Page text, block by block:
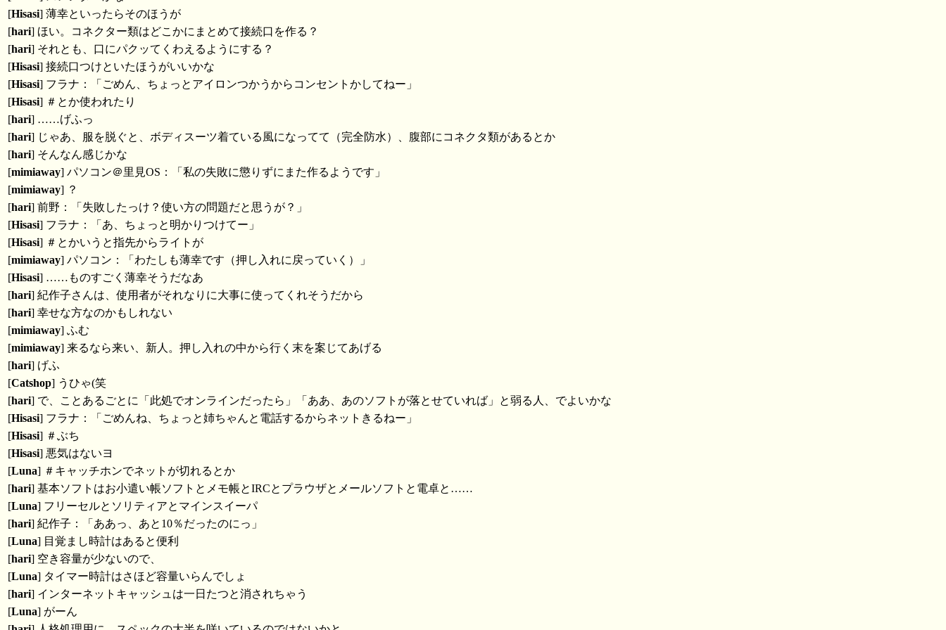
[Hisasi] 薄幸といったらそのほうが
[hari] ほい。コネクター類はどこかにまとめて接続口を作る？
[hari] それとも、口にパクッてくわえるようにする？
[Hisasi] 接続口つけといたほうがいいかな
[Hisasi] フラナ：「ごめん、ちょっとアイロンつかうからコンセントかしてねー」
[Hisasi] ＃とか使われたり
[hari] ……げふっ
[hari] じゃあ、服を脱ぐと、ボディスーツ着ている風になってて（完全防水）、腹部にコネクタ類があるとか
[hari] そんなん感じかな
[mimiaway] パソコン＠里見OS：「私の失敗に懲りずにまた作るようです」
[mimiaway] ？
[hari] 前野：「失敗したっけ？使い方の問題だと思うが？」
[Hisasi] フラナ：「あ、ちょっと明かりつけてー」
[Hisasi] ＃とかいうと指先からライトが
[mimiaway] パソコン：「わたしも薄幸です（押し入れに戻っていく）」
[Hisasi] ……ものすごく薄幸そうだなあ
[hari] 紀作子さんは、使用者がそれなりに大事に使ってくれそうだから
[hari] 幸せな方なのかもしれない
[mimiaway] ふむ
[mimiaway] 来るなら来い、新人。押し入れの中から行く末を案じてあげる
[hari] げふ
[Catshop] うひゃ(笑
[hari] で、ことあるごとに「此処でオンラインだったら」「ああ、あのソフトが落とせていれば」と弱る人、でよいかな
[Hisasi] フラナ：「ごめんね、ちょっと姉ちゃんと電話するからネットきるねー」
[Hisasi] ＃ぶち
[Hisasi] 悪気はないヨ
[Luna] ＃キャッチホンでネットが切れるとか
[hari] 基本ソフトはお小遣い帳ソフトとメモ帳とIRCとプラウザとメールソフトと電卓と……
[Luna] フリーセルとソリティアとマインスイーパ
[hari] 紀作子：「ああっ、あと10％だったのにっ」
[Luna] 目覚まし時計はあると便利
[hari] 空き容量が少ないので、
[Luna] タイマー時計はさほど容量いらんでしょ
[hari] インターネットキャッシュは一日たつと消されちゃう
[Luna] がーん